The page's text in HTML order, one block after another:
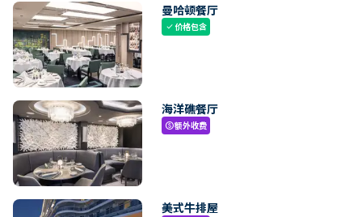
曼哈顿餐厅
check价格包含
海洋礁餐厅
paid额外收费
美式牛排屋